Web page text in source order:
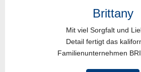
Brittany
Mit viel Sorgfalt und
Detail fertigt das
Familienunternehmen